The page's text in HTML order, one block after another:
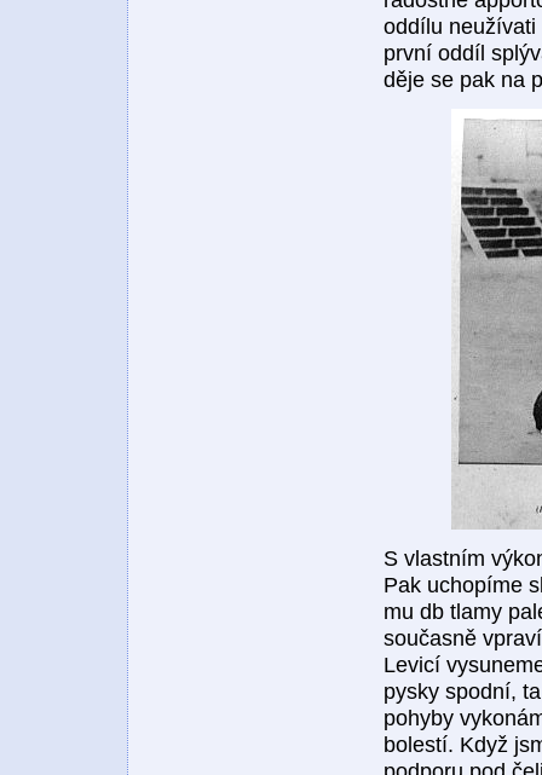
oddílu neužívati
první oddíl
děje se pak na
S vlastním
Pak uchopíme
mu db tlamy
současně
Levicí
pysky spodní,
pohyby
bolestí. Když